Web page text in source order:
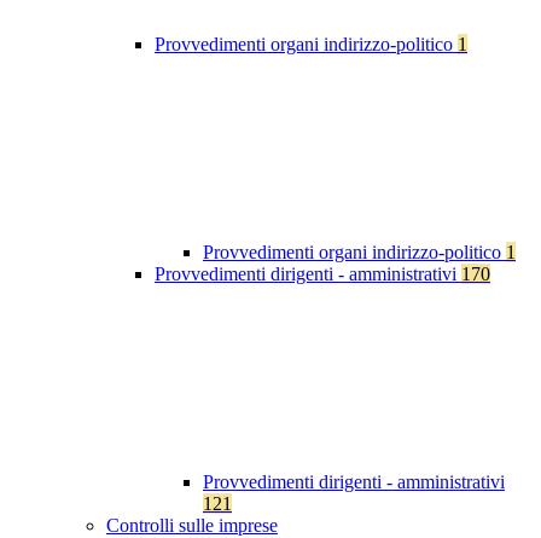
Provvedimenti organi indirizzo-politico 1
Provvedimenti organi indirizzo-politico 1
Provvedimenti dirigenti - amministrativi 170
Provvedimenti dirigenti - amministrativi
121
Controlli sulle imprese